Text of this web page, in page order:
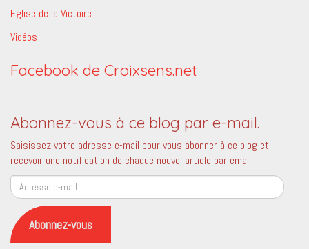
Eglise de la Victoire
Vidéos
Facebook de Croixsens.net
Abonnez-vous à ce blog par e-mail.
Saisissez votre adresse e-mail pour vous abonner à ce blog et
recevoir une notification de chaque nouvel article par email.
Adresse
e-
mail
Abonnez-vous